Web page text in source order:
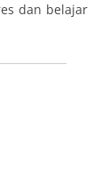
dan belajar